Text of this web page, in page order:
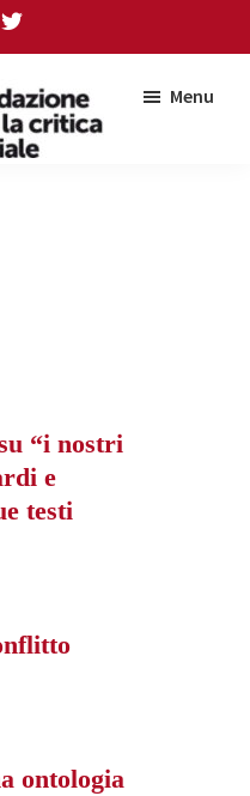
Menu
“i nostri
e
testi
ontologia